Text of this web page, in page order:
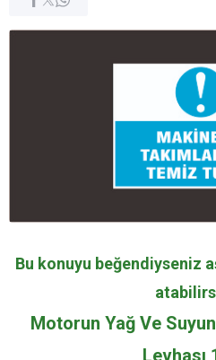
Bu konuyu beğendiyseniz
Motorun Yağ Ve